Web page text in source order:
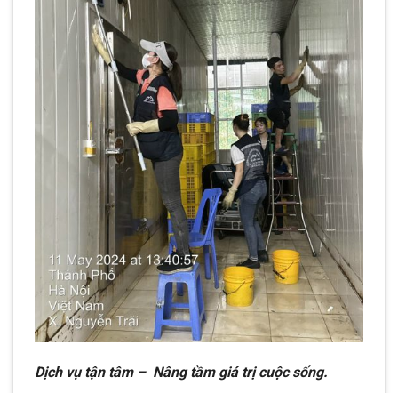
Dịch vụ tận tâm – Nâng tầm giá trị cuộc sống.